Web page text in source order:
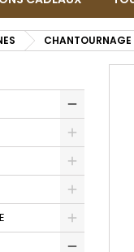
CHANTOURNAGE